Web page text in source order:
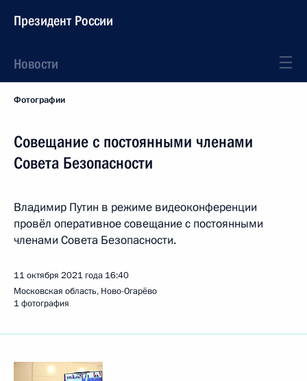
Президент России
Новости
Фотографии
Совещание с постоянными членами
Совета Безопасности
Владимир Путин в режиме видеоконференции
провёл оперативное совещание с постоянными
членами Совета Безопасности.
11 октября 2021 года 16:40
Московская область, Ново-Огарёво
1 фотография